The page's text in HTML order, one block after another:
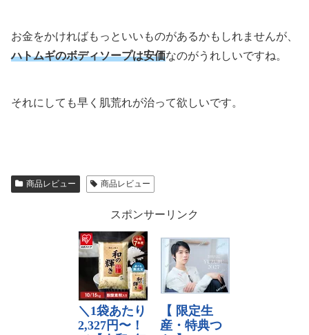
お金をかければもっといいものがあるかもしれませんが、
ハトムギのボディソープは安価なのがうれしいですね。
それにしても早く肌荒れが治って欲しいです。
商品レビュー 商品レビュー
スポンサーリンク